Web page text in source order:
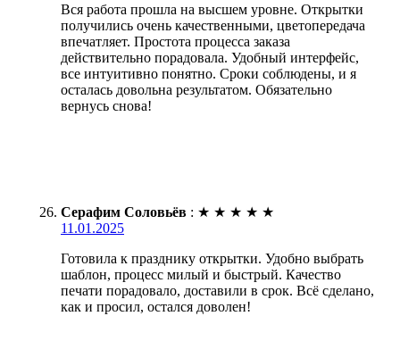
Вся работа прошла на высшем уровне. Открытки
получились очень качественными, цветопередача
впечатляет. Простота процесса заказа
действительно порадовала. Удобный интерфейс,
все интуитивно понятно. Сроки соблюдены, и я
осталась довольна результатом. Обязательно
вернусь снова!
Серафим Соловьёв : ★ ★ ★ ★ ★
11.01.2025
Готовила к празднику открытки. Удобно выбрать
шаблон, процесс милый и быстрый. Качество
печати порадовало, доставили в срок. Всё сделано,
как и просил, остался доволен!